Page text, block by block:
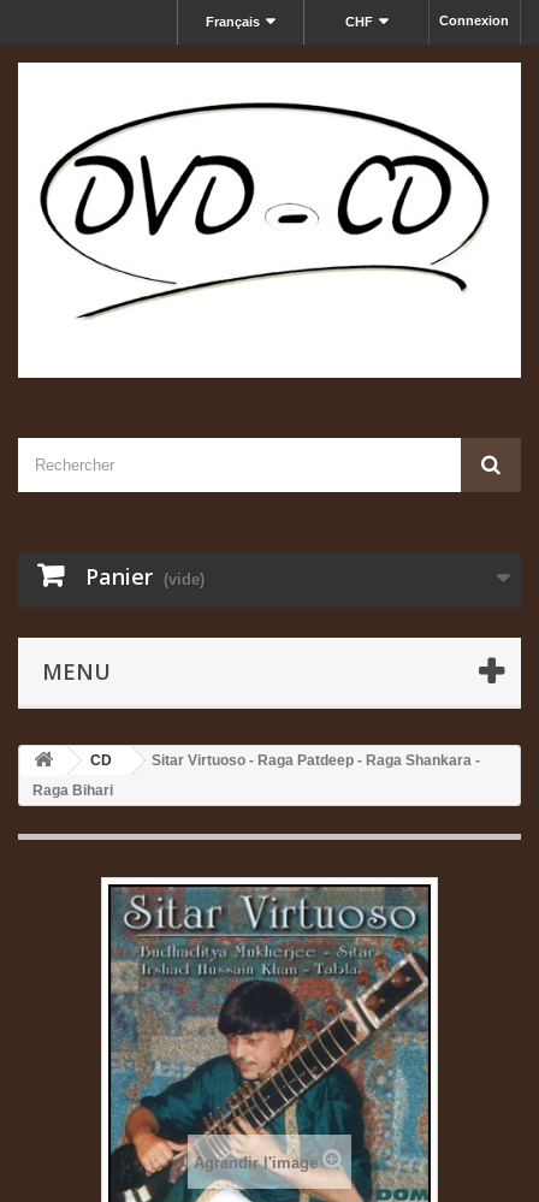
Connexion
CHF
Français
Panier (vide)
MENU
CD
Sitar Virtuoso - Raga Patdeep - Raga Shankara -
Raga Bihari
Agrandir l'image